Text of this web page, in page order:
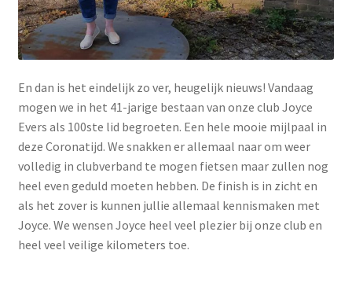
En dan is het eindelijk zo ver, heugelijk nieuws! Vandaag
mogen we in het 41-jarige bestaan van onze club Joyce
Evers als 100ste lid begroeten. Een hele mooie mijlpaal in
deze Coronatijd. We snakken er allemaal naar om weer
volledig in clubverband te mogen fietsen maar zullen nog
heel even geduld moeten hebben. De finish is in zicht en
als het zover is kunnen jullie allemaal kennismaken met
Joyce. We wensen Joyce heel veel plezier bij onze club en
heel veel veilige kilometers toe.